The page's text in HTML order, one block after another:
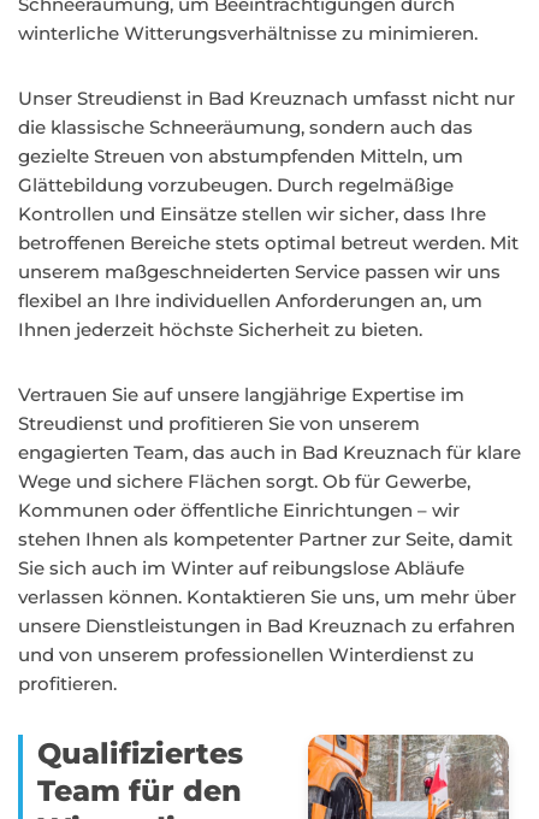
winterliche Witterungsverhältnisse zu minimieren.
Unser Streudienst in Bad Kreuznach umfasst nicht nur
die klassische Schneeräumung, sondern auch das
gezielte Streuen von abstumpfenden Mitteln, um
Glättebildung vorzubeugen. Durch regelmäßige
Kontrollen und Einsätze stellen wir sicher, dass Ihre
betroffenen Bereiche stets optimal betreut werden. Mit
unserem maßgeschneiderten Service passen wir uns
flexibel an Ihre individuellen Anforderungen an, um
Ihnen jederzeit höchste Sicherheit zu bieten.
Vertrauen Sie auf unsere langjährige Expertise im
Streudienst und profitieren Sie von unserem
engagierten Team, das auch in Bad Kreuznach für klare
Wege und sichere Flächen sorgt. Ob für Gewerbe,
Kommunen oder öffentliche Einrichtungen – wir
stehen Ihnen als kompetenter Partner zur Seite, damit
Sie sich auch im Winter auf reibungslose Abläufe
verlassen können. Kontaktieren Sie uns, um mehr über
unsere Dienstleistungen in Bad Kreuznach zu erfahren
und von unserem professionellen Winterdienst zu
profitieren.
Qualifiziertes
Team für den